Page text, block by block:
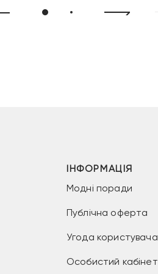
ІНФОРМАЦІЯ
Модні поради
Публічна оферта
Угода користувача
Особистий кабінет